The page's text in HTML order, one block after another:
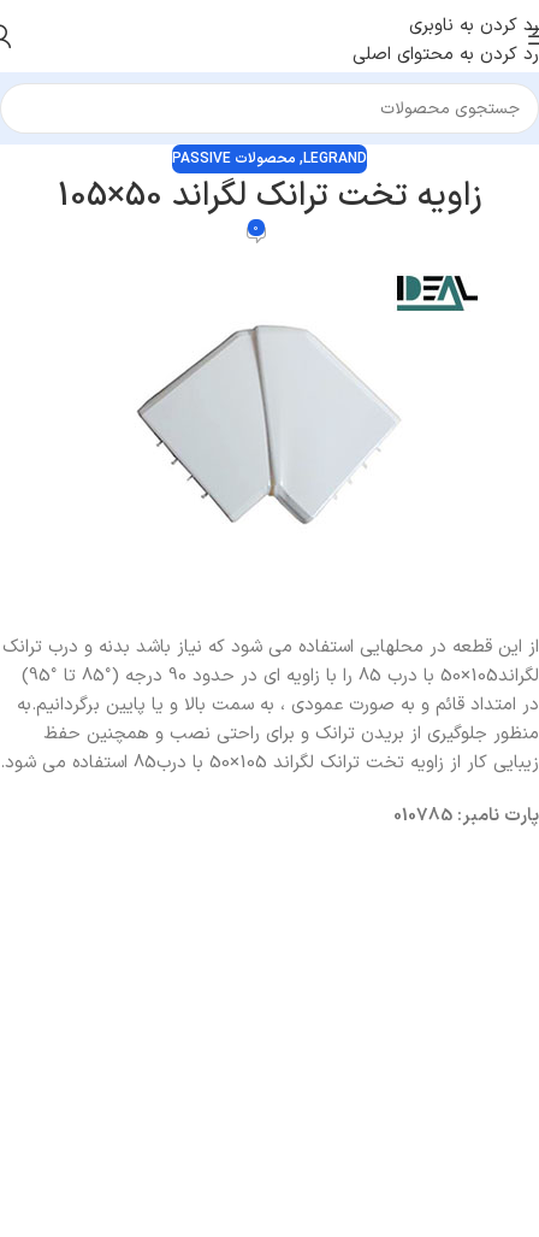
رد کردن به ناوبری
رد کردن به محتوای اصلی
LEGRAND
, محصولات PASSIVE
زاویه تخت ترانک لگراند 50×105
0
از این قطعه در محلهایی استفاده می شود که نیاز باشد بدنه و درب ترانک
لگراند105×50 با درب 85 را با زاویه ای در حدود 90 درجه (°85 تا °95)
در امتداد قائم و به صورت عمودی ، به سمت بالا و یا پایین برگردانیم.به
منظور جلوگیری از بریدن ترانک و برای راحتی نصب و همچنین حفظ
زیبایی کار از زاویه تخت ترانک لگراند 105×50 با درب85 استفاده می شود.
پارت نامبر: 010785